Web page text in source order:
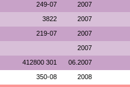
249-07 2007
3822 2007
219-07 2007
2007
412800 301 06.2007
350-08 2008